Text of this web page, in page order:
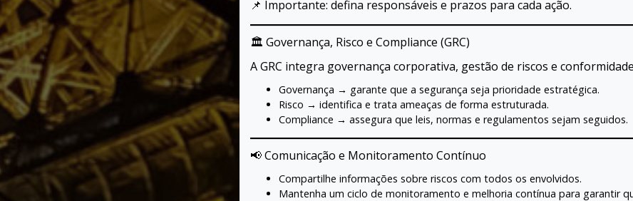
📌 Importante: defina responsáveis e prazos para cada ação.
🏛 Governança, Risco e Compliance (GRC)
A GRC integra governança corporativa, gestão de riscos e
Governança → garante que a segurança seja prioridade estratégica.
Risco → identifica e trata ameaças de forma estruturada.
Compliance → assegura que leis, normas e regulamentos sejam seguidos.
📢 Comunicação e Monitoramento Contínuo
Compartilhe informações sobre riscos com todos os envolvidos.
Mantenha um ciclo de monitoramento e melhoria contínua para garantir